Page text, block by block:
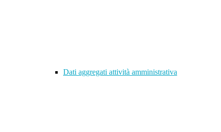
Dati aggregati attività amministrativa